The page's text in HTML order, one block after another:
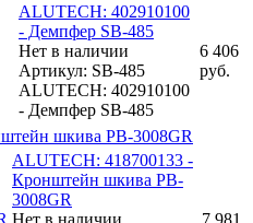
ALUTECH: 402910100
- Демпфер SB-485
Нет в наличии
Артикул: SB-485
ALUTECH: 402910100
- Демпфер SB-485
6 406
руб.
шкива PB-3008GR
ALUTECH: 418700133 -
Кронштейн шкива PB-
3008GR
Нет в наличии
7 981